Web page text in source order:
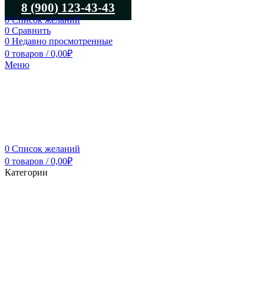
8 (900) 123-43-43
0Список желаний
0 Сравнить
0 Недавно просмотренные
0 товаров / 0,00₽
Меню
0 Список желаний
0 товаров / 0,00₽
Категории